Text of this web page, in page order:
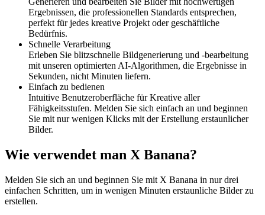
Ergebnissen, die professionellen Standards entsprechen,
perfekt für jedes kreative Projekt oder geschäftliche
Bedürfnis.
Schnelle Verarbeitung
Erleben Sie blitzschnelle Bildgenerierung und -bearbeitung
mit unseren optimierten AI-Algorithmen, die Ergebnisse in
Sekunden, nicht Minuten liefern.
Einfach zu bedienen
Intuitive Benutzeroberfläche für Kreative aller
Fähigkeitsstufen. Melden Sie sich einfach an und beginnen
Sie mit nur wenigen Klicks mit der Erstellung erstaunlicher
Bilder.
Wie verwendet man X Banana?
Melden Sie sich an und beginnen Sie mit X Banana in nur drei
einfachen Schritten, um in wenigen Minuten erstaunliche Bilder zu
erstellen.